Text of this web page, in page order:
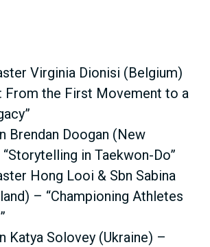
Virginia Dionisi (Belgium)
From the First Movement to a
Brendan Doogan (New
in Taekwon-Do”
Hong Looi & Sbn Sabina
– “Championing Athletes
Katya Solovey (Ukraine) –